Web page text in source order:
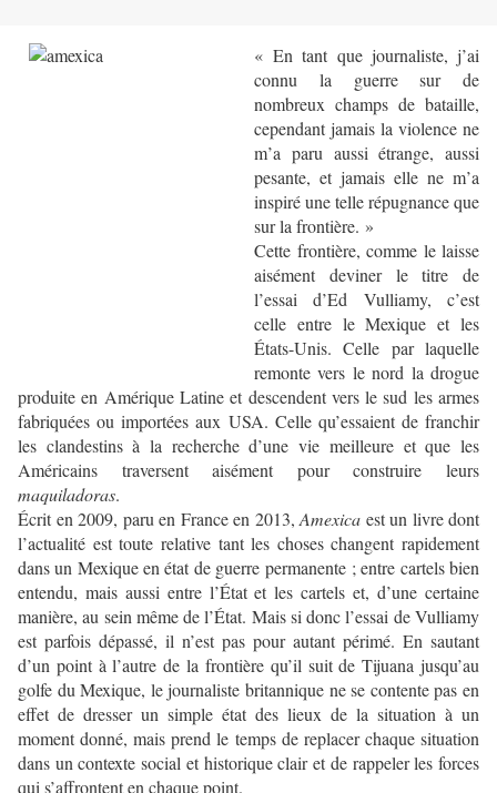
« En tant que journaliste, j’ai
connu la guerre sur de
nombreux champs de bataille,
cependant jamais la violence ne
m’a paru aussi étrange, aussi
pesante, et jamais elle ne m’a
inspiré une telle répugnance que
sur la frontière. »
Cette frontière, comme le laisse
aisément deviner le titre de
l’essai d’Ed Vulliamy, c’est
celle entre le Mexique et les
États-Unis. Celle par laquelle
remonte vers le nord la drogue
produite en Amérique Latine et descendent vers le sud les armes
fabriquées ou importées aux USA. Celle qu’essaient de franchir
les clandestins à la recherche d’une vie meilleure et que les
Américains traversent aisément pour construire leurs
maquiladoras.
Écrit en 2009, paru en France en 2013, Amexica est un livre dont
l’actualité est toute relative tant les choses changent rapidement
dans un Mexique en état de guerre permanente ; entre cartels bien
entendu, mais aussi entre l’État et les cartels et, d’une certaine
manière, au sein même de l’État. Mais si donc l’essai de Vulliamy
est parfois dépassé, il n’est pas pour autant périmé. En sautant
d’un point à l’autre de la frontière qu’il suit de Tijuana jusqu’au
golfe du Mexique, le journaliste britannique ne se contente pas en
effet de dresser un simple état des lieux de la situation à un
moment donné, mais prend le temps de replacer chaque situation
dans un contexte social et historique clair et de rappeler les forces
qui s’affrontent en chaque point.